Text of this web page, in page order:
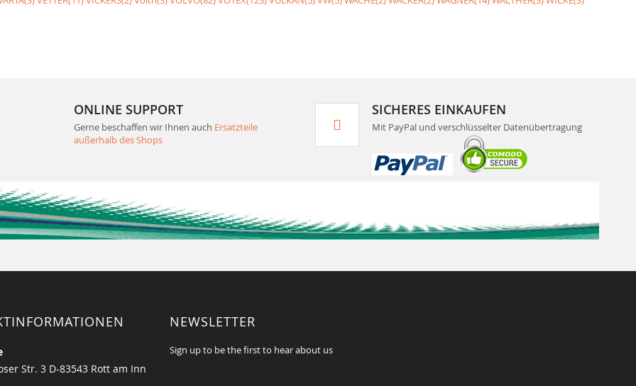
ONLINE SUPPORT
Gerne beschaffen wir Ihnen auch Ersatzteile
außerhalb des Shops
SICHERES EINKAUFEN
Mit PayPal und verschlüsselter Datenübertragung
Str. 3 D-83543 Rott am Inn
NEWSLETTER
Sign up to be the first to hear about us